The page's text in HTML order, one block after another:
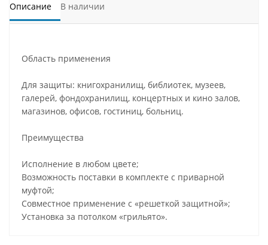
Описание В наличии
Область применения
Для защиты: книгохранилищ, библиотек, музеев,
галерей, фондохранилищ, концертных и кино залов,
магазинов, офисов, гостиниц, больниц.
Преимущества
Исполнение в любом цвете;
Возможность поставки в комплекте с приварной
муфтой;
Совместное применение с «решеткой защитной»;
Установка за потолком «грильято».